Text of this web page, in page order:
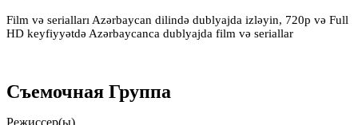
Film və serialları Azərbaycan dilində dublyajda izləyin, 720p və Full
HD keyfiyyətdə Azərbaycanca dublyajda film və seriallar
Съемочная Группа